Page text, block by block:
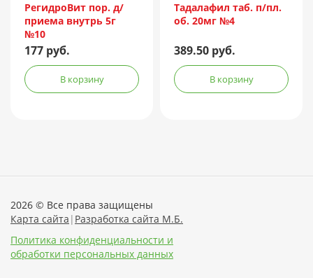
РегидроВит пор. д/
приема внутрь 5г
№10
177 руб.
В корзину
Тадалафил таб. п/пл.
об. 20мг №4
389.50 руб.
В корзину
2026 © Все права защищены
Карта сайта | Разработка сайта М.Б.
Политика конфиденциальности и
обработки персональных данных